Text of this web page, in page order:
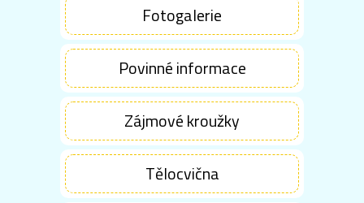
Fotogalerie
Povinné informace
Zájmové kroužky
Tělocvična